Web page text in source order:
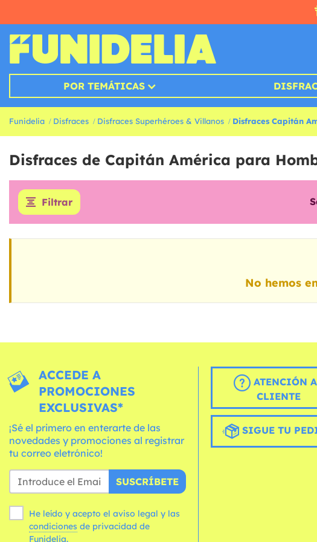
POR TEMÁTICAS
Funidelia Disfraces Disfraces Superhéroes & Villanos Disfraces Capitán
Disfraces de Capitán América para
Filtrar
No hemos
ACCEDE A
PROMOCIONES
EXCLUSIVAS*
¡Sé el primero en enterarte de las
novedades y promociones al registrar
tu correo eletrónico!
SUSCRÍBETE
He leído y acepto el aviso legal y las
condiciones
Funidelia.
ATENCIÓN
CLIENTE
SIGUE TU